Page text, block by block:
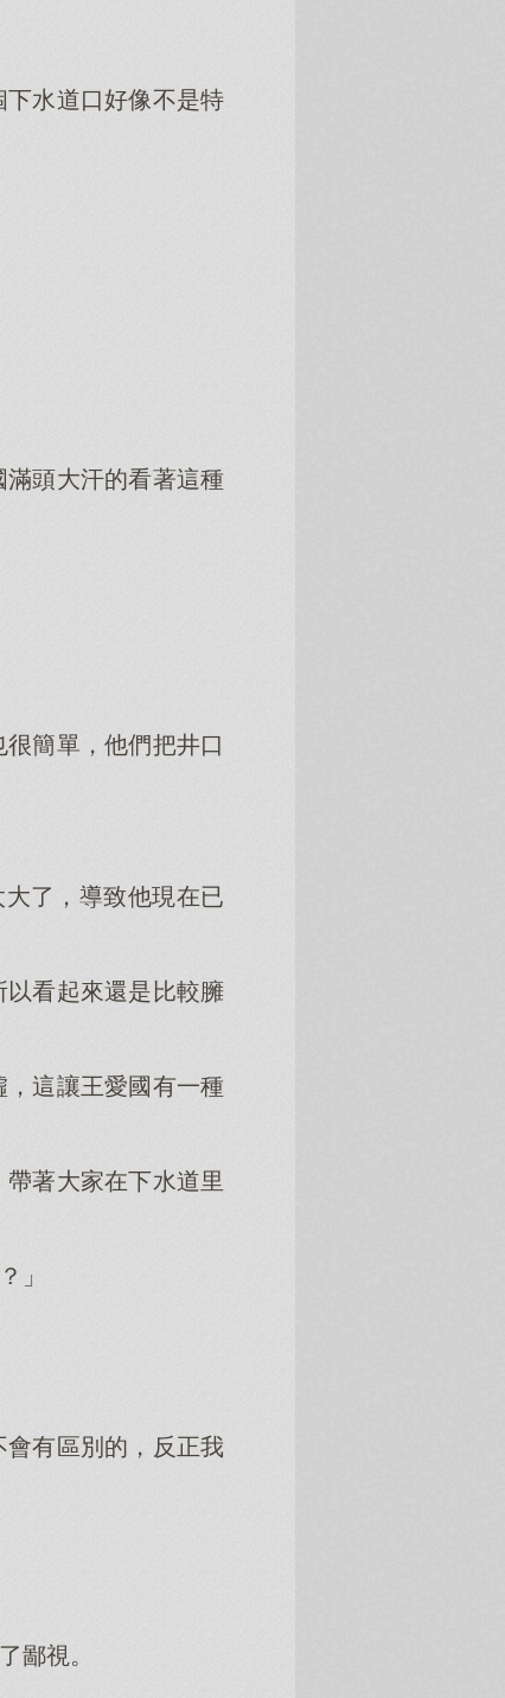
水道口好像不是特
滿頭大汗的看著這種
簡單，他們把井口
了，導致他現在已
看起來還是比較臃
這讓王愛國有一種
著大家在下水道里
」
會有區別的，反正我
鄙視。